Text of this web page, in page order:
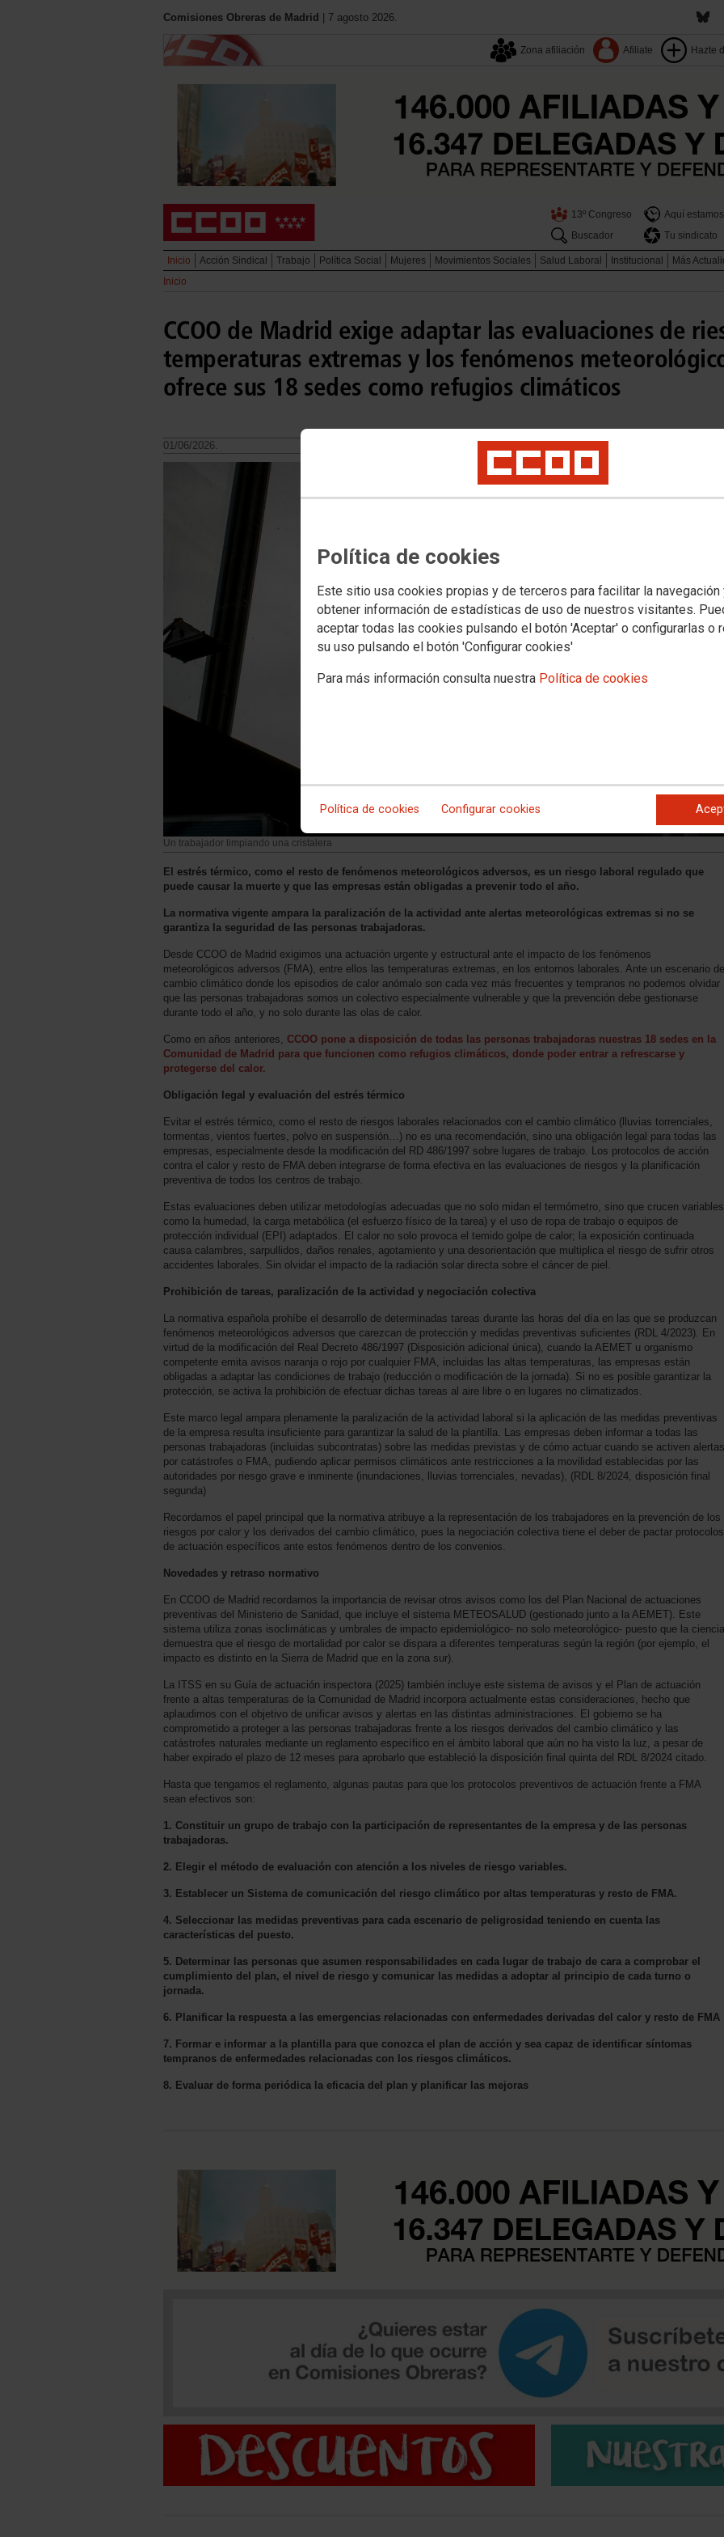
Política de cookies
Este sitio usa cookies propias y de terceros para facilitar la navegación
obtener información de estadísticas de uso de nuestros visitantes.
aceptar todas las cookies pulsando el botón 'Aceptar' o configurarlas o
su uso pulsando el botón 'Configurar cookies'
Para más información consulta nuestra Política de cookies
Política de cookies Configurar cookies
Comisiones Obreras de Madrid | 7 agosto 2026.
Zona afiliación Afiliate Hazte
13º Congreso
Aquí estamos
Buscador
Tu sindicato
Inicio Acción Sindical Trabajo Política Social Mujeres Movimientos Sociales Salud Laboral Institucional
Más
Inicio
CCOO de Madrid exige adaptar las evaluaciones de
temperaturas extremas y los fenómenos
ofrece sus 18 sedes como refugios climáticos
01/06/2026.
Un trabajador limpiando una cristalera
El estrés térmico, como el resto de fenómenos meteorológicos adversos, es un riesgo laboral regulado que
puede causar la muerte y que las empresas están obligadas a prevenir todo el año.
La normativa vigente ampara la paralización de la actividad ante alertas meteorológicas extremas si no se
garantiza la seguridad de las personas trabajadoras.
Desde CCOO de Madrid exigimos una actuación urgente y estructural ante el impacto de los fenómenos
meteorológicos adversos (FMA), entre ellos las temperaturas extremas, en los entornos laborales. Ante un escenario de
cambio climático donde los episodios de calor anómalo son cada vez más frecuentes y tempranos no podemos olvidar
que las personas trabajadoras somos un colectivo especialmente vulnerable y que la prevención debe gestionarse
durante todo el año, y no solo durante las olas de calor.
Como en años anteriores, CCOO pone a disposición de todas las personas trabajadoras nuestras 18 sedes en la
Comunidad de Madrid para que funcionen como refugios climáticos, donde poder entrar a refrescarse y
protegerse del calor.
Obligación legal y evaluación del estrés térmico
Evitar el estrés térmico, como el resto de riesgos laborales relacionados con el cambio climático (lluvias torrenciales,
tormentas, vientos fuertes, polvo en suspensión…) no es una recomendación, sino una obligación legal para todas las
empresas, especialmente desde la modificación del RD 486/1997 sobre lugares de trabajo. Los protocolos de acción
contra el calor y resto de FMA deben integrarse de forma efectiva en las evaluaciones de riesgos y la planificación
preventiva de todos los centros de trabajo.
Estas evaluaciones deben utilizar metodologías adecuadas que no solo midan el termómetro, sino que crucen variables
como la humedad, la carga metabólica (el esfuerzo físico de la tarea) y el uso de ropa de trabajo o equipos de
protección individual (EPI) adaptados. El calor no solo provoca el temido golpe de calor; la exposición continuada
causa calambres, sarpullidos, daños renales, agotamiento y una desorientación que multiplica el riesgo de sufrir otros
accidentes laborales. Sin olvidar el impacto de la radiación solar directa sobre el cáncer de piel.
Prohibición de tareas, paralización de la actividad y negociación colectiva
La normativa española prohíbe el desarrollo de determinadas tareas durante las horas del día en las que se produzcan
fenómenos meteorológicos adversos que carezcan de protección y medidas preventivas suficientes (RDL 4/2023). En
virtud de la modificación del Real Decreto 486/1997 (Disposición adicional única), cuando la AEMET u organismo
competente emita avisos naranja o rojo por cualquier FMA, incluidas las altas temperaturas, las empresas están
obligadas a adaptar las condiciones de trabajo (reducción o modificación de la jornada). Si no es posible garantizar la
protección, se activa la prohibición de efectuar dichas tareas al aire libre o en lugares no climatizados.
Este marco legal ampara plenamente la paralización de la actividad laboral si la aplicación de las medidas preventivas
de la empresa resulta insuficiente para garantizar la salud de la plantilla. Las empresas deben informar a todas las
personas trabajadoras (incluidas subcontratas) sobre las medidas previstas y de cómo actuar cuando se activen alertas
por catástrofes o FMA, pudiendo aplicar permisos climáticos ante restricciones a la movilidad establecidas por las
autoridades por riesgo grave e inminente (inundaciones, lluvias torrenciales, nevadas), (RDL 8/2024, disposición final
segunda)
Recordamos el papel principal que la normativa atribuye a la representación de los trabajadores en la prevención de los
riesgos por calor y los derivados del cambio climático, pues la negociación colectiva tiene el deber de pactar protocolos
de actuación específicos ante estos fenómenos dentro de los convenios.
Novedades y retraso normativo
En CCOO de Madrid recordamos la importancia de revisar otros avisos como los del Plan Nacional de actuaciones
preventivas del Ministerio de Sanidad, que incluye el sistema METEOSALUD (gestionado junto a la AEMET). Este
sistema utiliza zonas isoclimáticas y umbrales de impacto epidemiológico- no solo meteorológico- puesto que la ciencia
demuestra que el riesgo de mortalidad por calor se dispara a diferentes temperaturas según la región (por ejemplo, el
impacto es distinto en la Sierra de Madrid que en la zona sur).
La ITSS en su Guía de actuación inspectora (2025) también incluye este sistema de avisos y el Plan de actuación
frente a altas temperaturas de la Comunidad de Madrid incorpora actualmente estas consideraciones, hecho que
aplaudimos con el objetivo de unificar avisos y alertas en las distintas administraciones. El gobierno se ha
comprometido a proteger a las personas trabajadoras frente a los riesgos derivados del cambio climático y las
catástrofes naturales mediante un reglamento específico en el ámbito laboral que aún no ha visto la luz, a pesar de
haber expirado el plazo de 12 meses para aprobarlo que estableció la disposición final quinta del RDL 8/2024 citado.
Hasta que tengamos el reglamento, algunas pautas para que los protocolos preventivos de actuación frente a FMA
sean efectivos son:
1. Constituir un grupo de trabajo con la participación de representantes de la empresa y de las personas
trabajadoras.
2. Elegir el método de evaluación con atención a los niveles de riesgo variables.
3. Establecer un Sistema de comunicación del riesgo climático por altas temperaturas y resto de FMA.
4. Seleccionar las medidas preventivas para cada escenario de peligrosidad teniendo en cuenta las
características del puesto.
5. Determinar las personas que asumen responsabilidades en cada lugar de trabajo de cara a comprobar el
cumplimiento del plan, el nivel de riesgo y comunicar las medidas a adoptar al principio de cada turno o
jornada.
6. Planificar la respuesta a las emergencias relacionadas con enfermedades derivadas del calor y resto de FMA
7. Formar e informar a la plantilla para que conozca el plan de acción y sea capaz de identificar síntomas
tempranos de enfermedades relacionadas con los riesgos climáticos.
8. Evaluar de forma periódica la eficacia del plan y planificar las mejoras